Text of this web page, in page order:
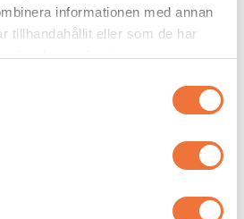
informationen med annan
tillhandahållit eller som de har
deras tjänster.
Gråmelerad - Vita
Tjocklek ca 28 mm. Finns i tre storlekar